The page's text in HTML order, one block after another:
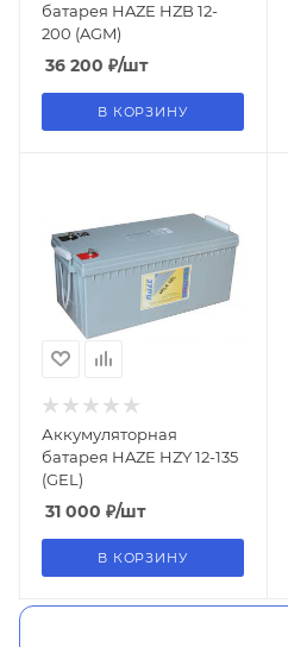
батарея HAZE HZB 12-
200 (AGM)
36 200 ₽/шт
В КОРЗИНУ
Аккумуляторная
батарея HAZE HZY 12-135
(GEL)
31 000 ₽/шт
В КОРЗИНУ